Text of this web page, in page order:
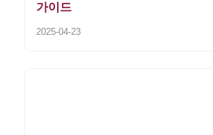
가이드
2025-04-23